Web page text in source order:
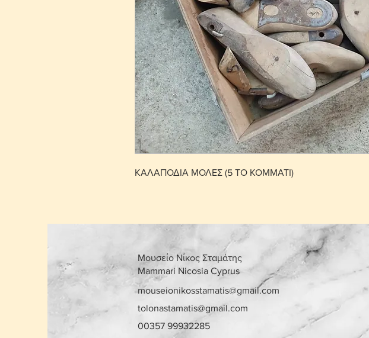
ΚΑΛΑΠΟΔΙΑ ΜΟΛΕΣ (5 ΤΟ ΚΟΜΜΑΤΙ)
Μουσείο Νίκος Σταμάτης
Mammari Nicosia Cyprus
mouseionikosstamatis@gmail.com
tolonastamatis@gmail.com
00357 99932285